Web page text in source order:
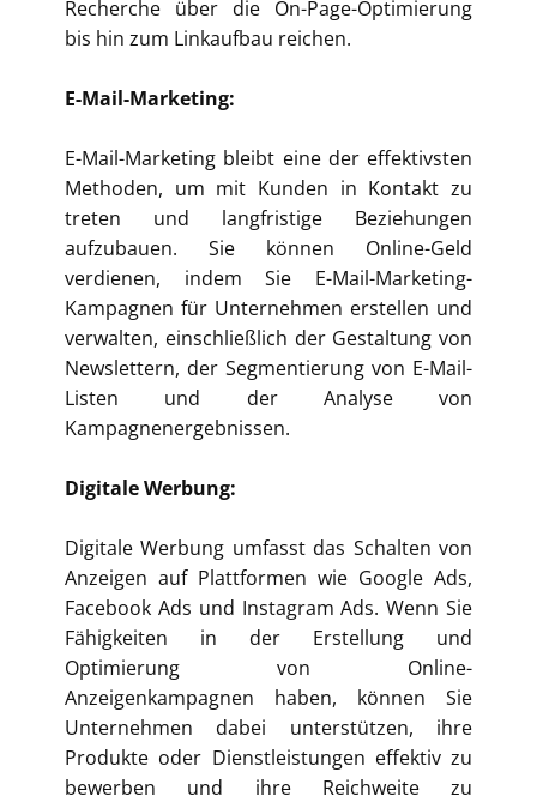
Recherche über die On-Page-Optimierung
bis hin zum Linkaufbau reichen.
E-Mail-Marketing:
E-Mail-Marketing bleibt eine der effektivsten
Methoden, um mit Kunden in Kontakt zu
treten und langfristige Beziehungen
aufzubauen. Sie können Online-Geld
verdienen, indem Sie E-Mail-Marketing-
Kampagnen für Unternehmen erstellen und
verwalten, einschließlich der Gestaltung von
Newslettern, der Segmentierung von E-Mail-
Listen und der Analyse von
Kampagnenergebnissen.
Digitale Werbung:
Digitale Werbung umfasst das Schalten von
Anzeigen auf Plattformen wie Google Ads,
Facebook Ads und Instagram Ads. Wenn Sie
Fähigkeiten in der Erstellung und
Optimierung von Online-
Anzeigenkampagnen haben, können Sie
Unternehmen dabei unterstützen, ihre
Produkte oder Dienstleistungen effektiv zu
bewerben und ihre Reichweite zu